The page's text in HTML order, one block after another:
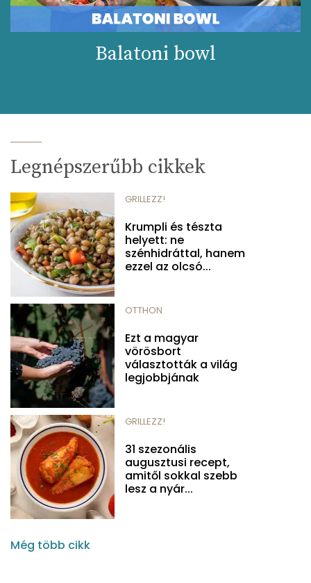
Balatoni bowl
Legnépszerűbb cikkek
GRILLEZZ!
Krumpli és tészta
helyett: ne
szénhidráttal, hanem
ezzel az olcsó...
OTTHON
Ezt a magyar
vörösbort
választották a világ
legjobbjának
GRILLEZZ!
31 szezonális
augusztusi recept,
amitől sokkal szebb
lesz a nyár...
Még több cikk